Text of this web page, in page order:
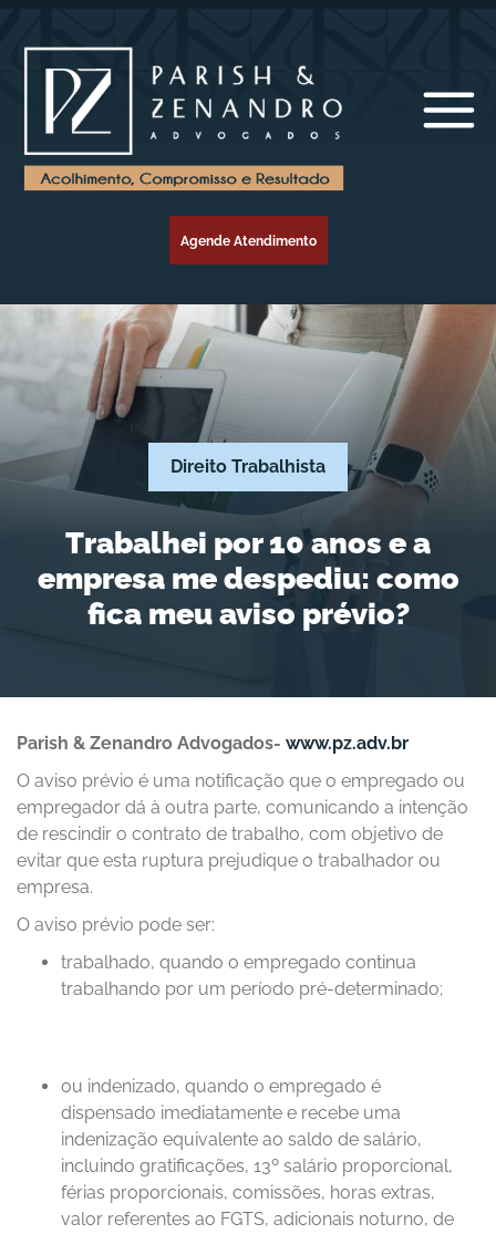
Agende Atendimento
Direito Trabalhista
Trabalhei por 10 anos e a
empresa me despediu: como
fica meu aviso prévio?
Parish & Zenandro Advogados- www.pz.adv.br
O aviso prévio é uma notificação que o empregado ou
empregador dá à outra parte, comunicando a intenção
de rescindir o contrato de trabalho, com objetivo de
evitar que esta ruptura prejudique o trabalhador ou
empresa.
O aviso prévio pode ser:
trabalhado, quando o empregado continua
trabalhando por um período pré-determinado;
ou indenizado, quando o empregado é
dispensado imediatamente e recebe uma
indenização equivalente ao saldo de salário,
incluindo gratificações, 13º salário proporcional,
férias proporcionais, comissões, horas extras,
valor referentes ao FGTS, adicionais noturno, de